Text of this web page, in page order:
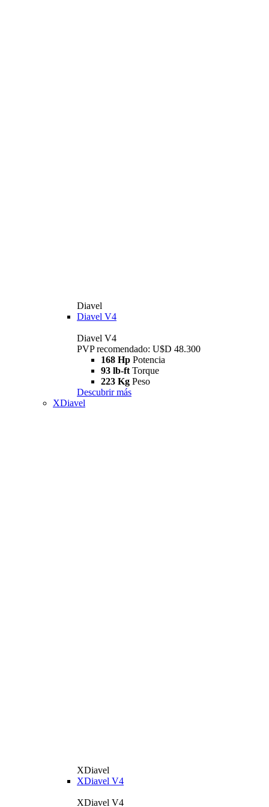
Diavel
Diavel V4
Diavel V4
PVP recomendado: U$D 48.300
168 Hp Potencia
93 lb-ft Torque
223 Kg Peso
Descubrir más
XDiavel
XDiavel
XDiavel V4
XDiavel V4